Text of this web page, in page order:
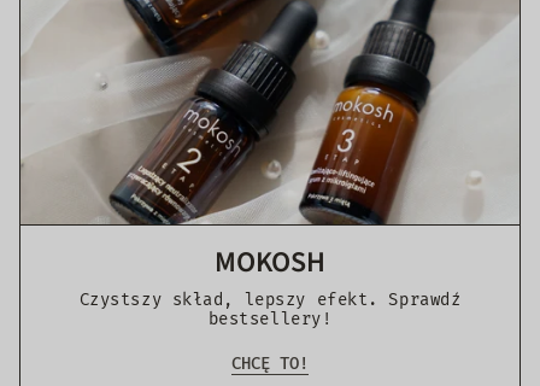
MOKOSH
Czystszy skład, lepszy efekt. Sprawdź
bestsellery!
CHCĘ TO!